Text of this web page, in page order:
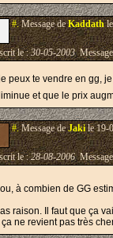
#.Message deKaddathle
le :30-05-2003
peux te vendre en gg,
et que le prix
#.Message deJakile 19-
le :28-08-2006
à combien de GG
raison. Il faut que ça
ne revient pas très